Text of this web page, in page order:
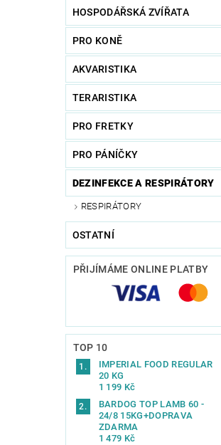
HOSPODÁŘSKÁ ZVÍŘATA
PRO KONĚ
AKVARISTIKA
TERARISTIKA
PRO FRETKY
PRO PÁNÍČKY
DEZINFEKCE A RESPIRÁTORY
RESPIRÁTORY
OSTATNÍ
PŘIJÍMÁME ONLINE PLATBY
TOP 10
IMPERIAL FOOD REGULAR
20 KG
1 199 Kč
BARDOG TOP LAMB 60 -
24/8 15KG+DOPRAVA
ZDARMA
1 479 Kč